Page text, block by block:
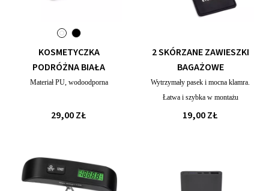
KOSMETYCZKA
PODRÓŻNA BIAŁA
Materiał PU, wodoodporna
29,00 ZŁ
2 SKÓRZANE ZAWIESZKI
BAGAŻOWE
Wytrzymały pasek i mocna klamra.
Łatwa i szybka w montażu
19,00 ZŁ